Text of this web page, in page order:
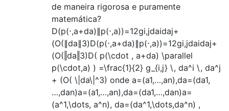
de maneira rigorosa e puramente
matemática?
D(p(⋅,a+da)∥p(⋅,a))=12gi,jdaidaj+
(O(∥da∥3)D(p(⋅,a+da)∥p(⋅,a))=12gi,jdaidaj+
(O(‖da‖3)D( p(\cdot , a+da) \parallel
p(\cdot,a) ) =\frac{1}{2} g_{i,j} \, da^i \, da^j
+ (O( \|da\|^3) onde a=(a1,…,an),da=(da1,
…,dan)a=(a1,…,an),da=(da1,…,dan)a=
(a^1,\dots, a^n), da=(da^1,\dots,da^n) ,